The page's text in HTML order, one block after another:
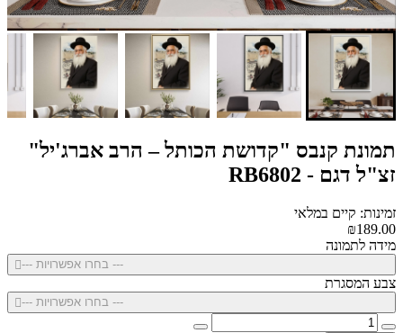
תמונת קנבס "קדושת הכותל – הרב אברג'יל"
זצ"ל דגם - RB6802
זמינות: קיים במלאי
₪189.00
מידה לתמונה
--- בחרו אפשרויות ---
צבע המסגרת
--- בחרו אפשרויות ---